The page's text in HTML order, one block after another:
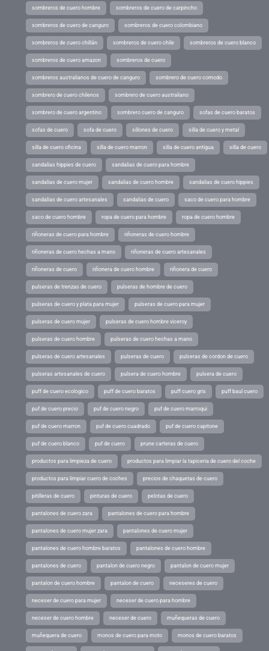
sombreros de cuero hombre sombreros de cuero de carpincho
sombreros de cuero de canguro sombreros de cuero colombiano
sombreros de cuero chillán sombreros de cuero chile sombreros de cuero blanco
sombreros de cuero amazon sombreros de cuero
sombreros australianos de cuero de canguro sombrero de cuero comodo
sombrero de cuero chilenos sombrero de cuero australiano
sombrero de cuero argentino sombrero cuero de canguro sofas de cuero baratos
sofas de cuero sofa de cuero sillones de cuero silla de cuero y metal
silla de cuero oficina silla de cuero marron silla de cuero antigua silla de cuero
sandalias hippies de cuero sandalias de cuero para hombre
sandalias de cuero mujer sandalias de cuero hombre sandalias de cuero hippies
sandalias de cuero artesanales sandalias de cuero saco de cuero para hombre
saco de cuero hombre ropa de cuero para hombre ropa de cuero hombre
riñoneras de cuero para hombre riñoneras de cuero hombre
riñoneras de cuero hechas a mano riñoneras de cuero artesanales
riñoneras de cuero riñonera de cuero hombre riñonera de cuero
pulseras de trenzas de cuero pulseras de hombre de cuero
pulseras de cuero y plata para mujer pulseras de cuero para mujer
pulseras de cuero mujer pulseras de cuero hombre viceroy
pulseras de cuero hombre pulseras de cuero hechas a mano
pulseras de cuero artesanales pulseras de cuero pulseras de cordon de cuero
pulseras artesanales de cuero pulsera de cuero hombre pulsera de cuero
puff de cuero ecologico puff de cuero baratos puff cuero gris puff baul cuero
puf de cuero precio puf de cuero negro puf de cuero marroqui
puf de cuero marron puf de cuero cuadrado puf de cuero capitone
puf de cuero blanco puf de cuero prune carteras de cuero
productos para limpieza de cuero productos para limpiar la tapiceria de cuero del coche
productos para limpiar cuero de coches precios de chaquetas de cuero
pitilleras de cuero pinturas de cuero pelotas de cuero
pantalones de cuero zara pantalones de cuero para hombre
pantalones de cuero mujer zara pantalones de cuero mujer
pantalones de cuero hombre baratos pantalones de cuero hombre
pantalones de cuero pantalon de cuero negro pantalon de cuero mujer
pantalon de cuero hombre pantalon de cuero neceseres de cuero
neceser de cuero para mujer neceser de cuero para hombre
neceser de cuero hombre neceser de cuero muñequeras de cuero
muñequera de cuero monos de cuero para moto monos de cuero baratos